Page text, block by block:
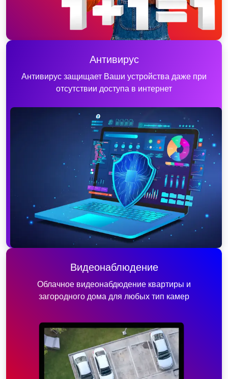
Антивирус
Антивирус защищает Ваши устройства даже при
отсутствии доступа в интернет
Видеонаблюдение
Облачное видеонабдюдение квартиры и
загородного дома для любых тип камер